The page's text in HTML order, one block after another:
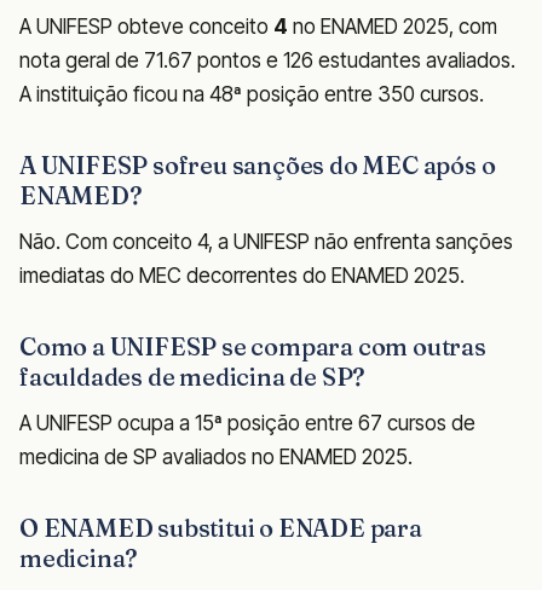
A UNIFESP obteve conceito 4 no ENAMED 2025, com
nota geral de 71.67 pontos e 126 estudantes avaliados.
A instituição ficou na 48ª posição entre 350 cursos.
A UNIFESP sofreu sanções do MEC após o
ENAMED?
Não. Com conceito 4, a UNIFESP não enfrenta sanções
imediatas do MEC decorrentes do ENAMED 2025.
Como a UNIFESP se compara com outras
faculdades de medicina de SP?
A UNIFESP ocupa a 15ª posição entre 67 cursos de
medicina de SP avaliados no ENAMED 2025.
O ENAMED substitui o ENADE para
medicina?